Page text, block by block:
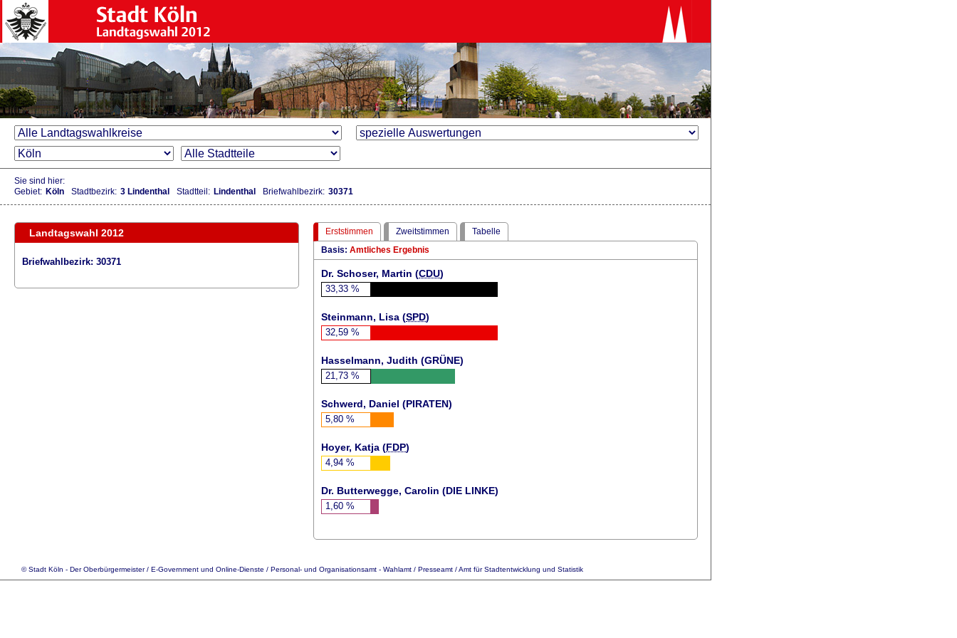
Sie sind hier:
Gebiet: Köln Stadtbezirk: 3 Lindenthal Stadtteil: Lindenthal Briefwahlbezirk: 30371
Landtagswahl 2012
Briefwahlbezirk: 30371
Erststimmen Zweitstimmen
Tabelle
Basis: Amtliches Ergebnis
Dr. Schoser, Martin (CDU)
33,33%
Steinmann, Lisa (SPD)
32,59%
Hasselmann, Judith (GRÜNE)
21,73%
Schwerd, Daniel (PIRATEN)
5,80%
Hoyer, Katja (FDP)
4,94%
Dr. Butterwegge, Carolin (DIE LINKE)
1,60%
© Stadt Köln - Der Oberbürgermeister / E-Governmentund Online-Dienste / Personal- und Organisationsamt - Wahlamt / Presseamt / Amt für Stadtentwicklung und Statistik